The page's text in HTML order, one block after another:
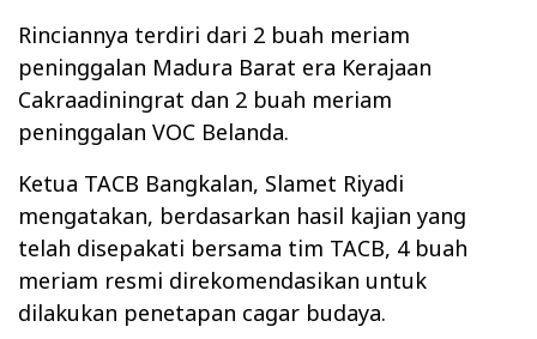
Rinciannya terdiri dari 2 buah meriam
peninggalan Madura Barat era Kerajaan
Cakraadiningrat dan 2 buah meriam
peninggalan VOC Belanda.
Ketua TACB Bangkalan, Slamet Riyadi
mengatakan, berdasarkan hasil kajian yang
telah disepakati bersama tim TACB, 4 buah
meriam resmi direkomendasikan untuk
dilakukan penetapan cagar budaya.